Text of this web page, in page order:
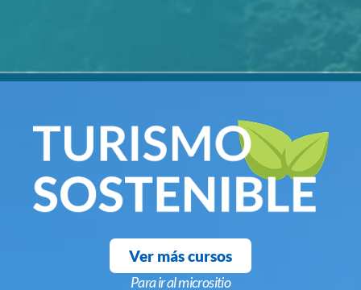
Ver más cursos
Para ir al micrositio